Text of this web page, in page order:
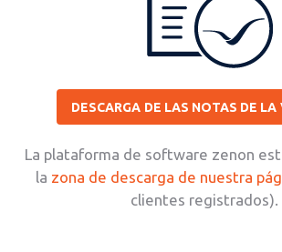
DESCARGA DE LAS NOTAS DE LA
La plataforma de software zenon
la zona de descarga de nuestra
clientes registrados).